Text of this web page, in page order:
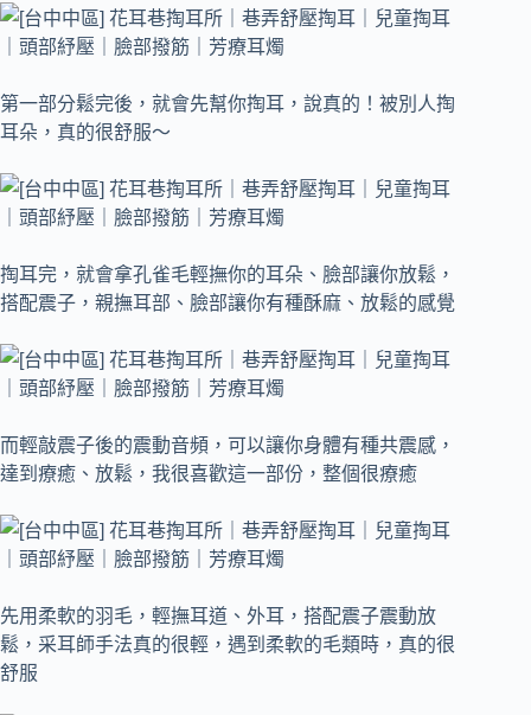
第一部分鬆完後，就會先幫你掏耳，說真的！被別人掏
耳朵，真的很舒服～
掏耳完，就會拿孔雀毛輕撫你的耳朵、臉部讓你放鬆，
搭配震子，親撫耳部、臉部讓你有種酥麻、放鬆的感覺
而輕敲震子後的震動音頻，可以讓你身體有種共震感，
達到療癒、放鬆，我很喜歡這一部份，整個很療癒
先用柔軟的羽毛，輕撫耳道、外耳，搭配震子震動放
鬆，采耳師手法真的很輕，遇到柔軟的毛類時，真的很
舒服